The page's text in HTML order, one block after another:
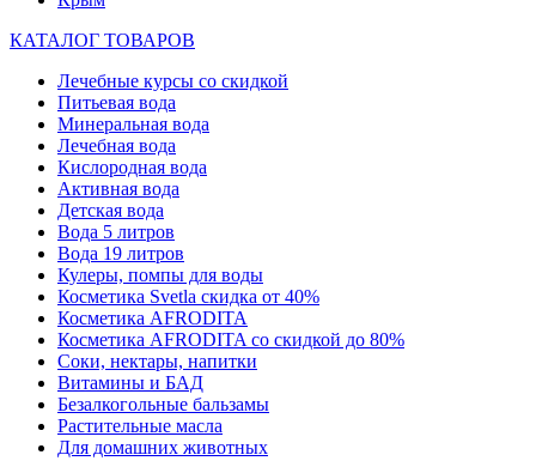
КАТАЛОГ ТОВАРОВ
Лечебные курсы со скидкой
Питьевая вода
Минеральная вода
Лечебная вода
Кислородная вода
Активная вода
Детская вода
Вода 5 литров
Вода 19 литров
Кулеры, помпы для воды
Косметика Svetla скидка от 40%
Косметика AFRODITA
Косметика AFRODITA со скидкой до 80%
Соки, нектары, напитки
Витамины и БАД
Безалкогольные бальзамы
Растительные масла
Для домашних животных